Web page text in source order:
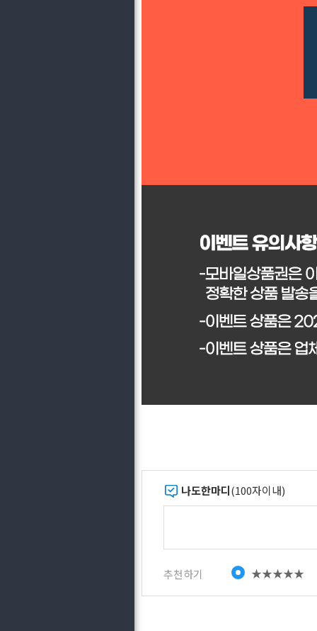
나도한마디(100자이내)
추천하기 ★★★★★